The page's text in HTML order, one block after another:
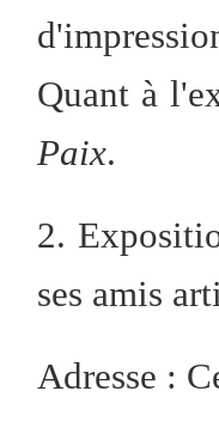
Quant à
Paix.
2.
ses amis
Adresse :